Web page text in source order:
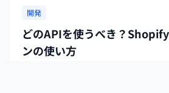
開発
どのAPIを使うべき？
ンの使い方